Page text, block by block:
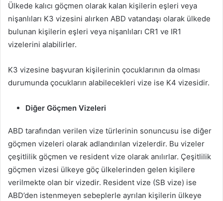
Ülkede kalıcı göçmen olarak kalan kişilerin eşleri veya
nişanlıları K3 vizesini alırken ABD vatandaşı olarak ülkede
bulunan kişilerin eşleri veya nişanlıları CR1 ve IR1
vizelerini alabilirler.
K3 vizesine başvuran kişilerinin çocuklarının da olması
durumunda çocukların alabilecekleri vize ise K4 vizesidir.
Diğer Göçmen Vizeleri
ABD tarafından verilen vize türlerinin sonuncusu ise diğer
göçmen vizeleri olarak adlandırılan vizelerdir. Bu vizeler
çeşitlilik göçmen ve resident vize olarak anılırlar. Çeşitlilik
göçmen vizesi ülkeye göç ülkelerinden gelen kişilere
verilmekte olan bir vizedir. Resident vize (SB vize) ise
ABD’den istenmeyen sebeplerle ayrılan kişilerin ülkeye